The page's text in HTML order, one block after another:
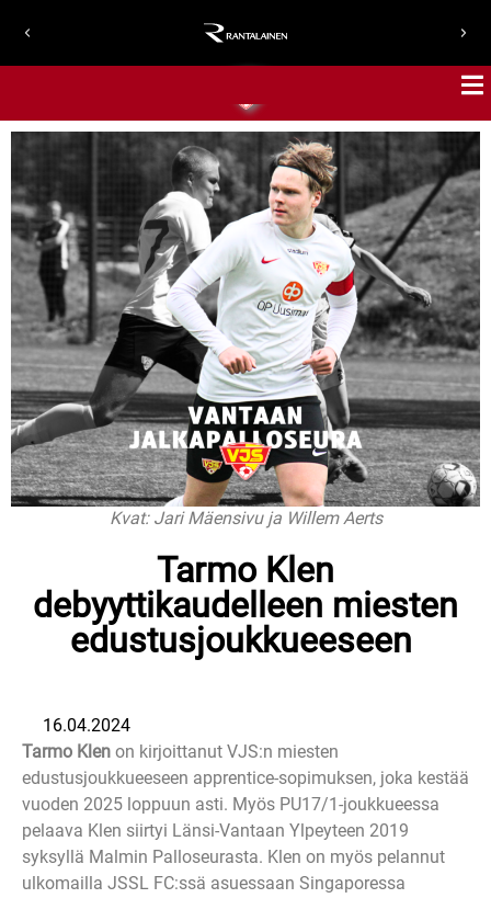
Kvat: Jari Mäensivu ja Willem Aerts
Tarmo Klen
debyyttikaudelleen miesten
edustusjoukkueeseen
16.04.2024
Tarmo Klen on kirjoittanut VJS:n miesten
edustusjoukkueeseen apprentice-sopimuksen, joka kestää
vuoden 2025 loppuun asti. Myös PU17/1-joukkueessa
pelaava Klen siirtyi Länsi-Vantaan Ylpeyteen 2019
syksyllä Malmin Palloseurasta. Klen on myös pelannut
ulkomailla JSSL FC:ssä asuessaan Singaporessa